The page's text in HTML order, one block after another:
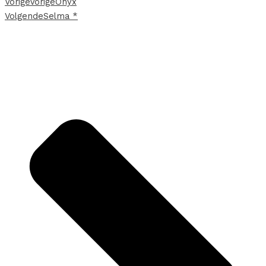
VolgendeSelma *